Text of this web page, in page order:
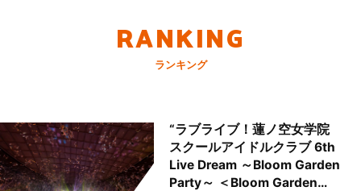
RANKING
ランキング
“ラブライブ！蓮ノ空女学院
スクールアイドルクラブ 6th
Live Dream ～Bloom Garden
Party～ ＜Bloom Garden